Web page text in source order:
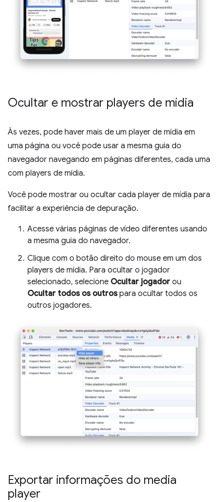
Ocultar e mostrar players de mídia
Às vezes, pode haver mais de um player de mídia em
uma página ou você pode usar a mesma guia do
navegador navegando em páginas diferentes, cada uma
com players de mídia.
Você pode mostrar ou ocultar cada player de mídia para
facilitar a experiência de depuração.
Acesse várias páginas de vídeo diferentes usando
a mesma guia do navegador.
Clique com o botão direito do mouse em um dos
players de mídia. Para ocultar o jogador
selecionado, selecione Ocultar jogador ou
Ocultar todos os outrospara ocultar todos os
outros jogadores.
Exportar informações do media
player